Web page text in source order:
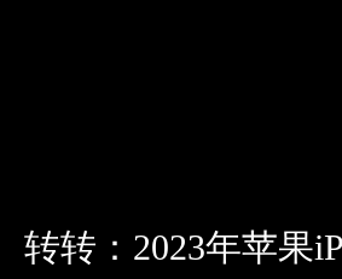
转转：2023年苹果